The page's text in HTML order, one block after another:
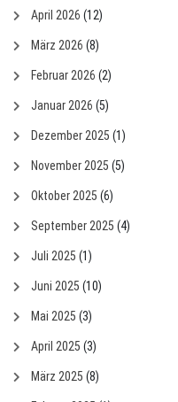
April 2026 (12)
März 2026 (8)
Februar 2026 (2)
Januar 2026 (5)
Dezember 2025 (1)
November 2025 (5)
Oktober 2025 (6)
September 2025 (4)
Juli 2025 (1)
Juni 2025 (10)
Mai 2025 (3)
April 2025 (3)
März 2025 (8)